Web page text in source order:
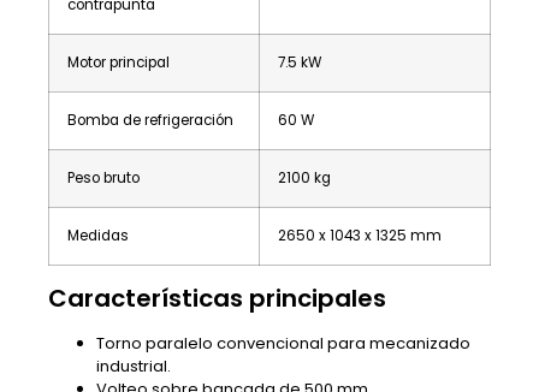
contrapunta
Motor principal 7.5 kW
Bomba de refrigeración 60 W
Peso bruto 2100 kg
Medidas 2650 x 1043 x 1325 mm
Características principales
Torno paralelo convencional para mecanizado
industrial.